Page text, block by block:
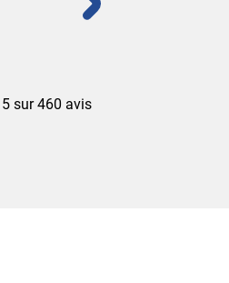
5 sur460 avis